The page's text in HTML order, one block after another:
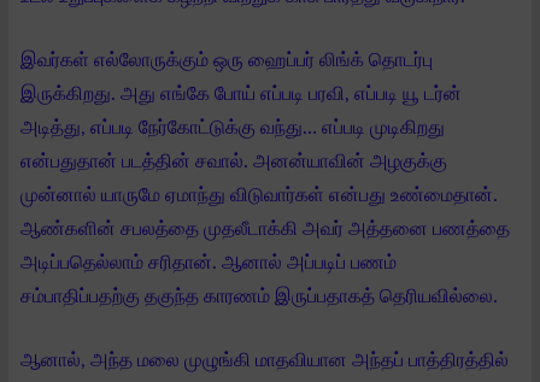
இவர்கள் எல்லோருக்கும் ஒரு ஹைப்பர் லிங்க் தொடர்பு
இருக்கிறது. அது எங்கே போய் எப்படி பரவி, எப்படி யூ டர்ன்
அடித்து, எப்படி நேர்கோட்டுக்கு வந்து… எப்படி முடிகிறது
என்பதுதான் படத்தின் சவால். அனன்யாவின் அழகுக்கு
முன்னால் யாருமே ஏமாந்து விடுவார்கள் என்பது உண்மைதான்.
ஆண்களின் சபலத்தை முதலீடாக்கி அவர் அத்தனை பணத்தை
அடிப்பதெல்லாம் சரிதான். ஆனால் அப்படிப் பணம்
சம்பாதிப்பதற்கு தகுந்த காரணம் இருப்பதாகத் தெரியவில்லை.
ஆனால், அந்த மலை முழுங்கி மாதவியான அந்தப் பாத்திரத்தில்